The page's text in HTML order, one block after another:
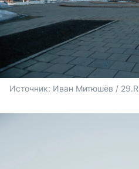
Источник: Иван Митюшёв /